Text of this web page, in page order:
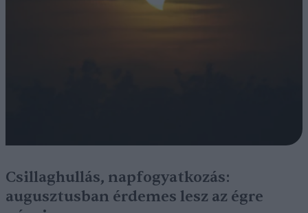
Csillaghullás, napfogyatkozás:
augusztusban érdemes lesz az égre